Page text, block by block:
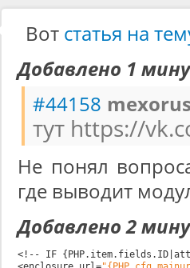
Вот статья на
Добавлено 1
#44158
тут https://
Не понял
где выводит
Добавлено 2
<!-- IF